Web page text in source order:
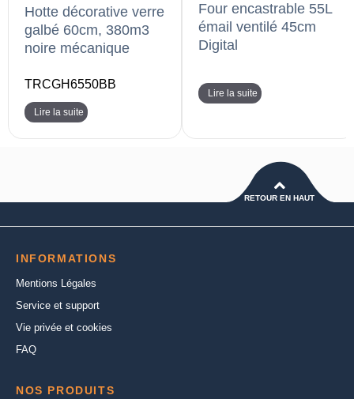
Hotte décorative verre
galbé 60cm, 380m3
noire mécanique
TRCGH6550BB
Lire la suite
Four encastrable 55L
émail ventilé 45cm
Digital
Lire la suite
RETOUR EN HAUT
INFORMATIONS
Mentions Légales
Service et support
Vie privée et cookies
FAQ
NOS PRODUITS